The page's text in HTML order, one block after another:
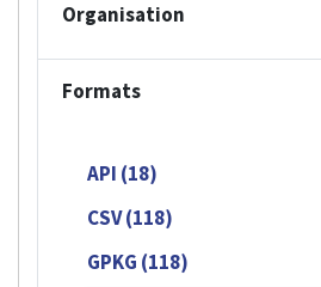
Organisation
Formats
API (18)
CSV (118)
GPKG (118)